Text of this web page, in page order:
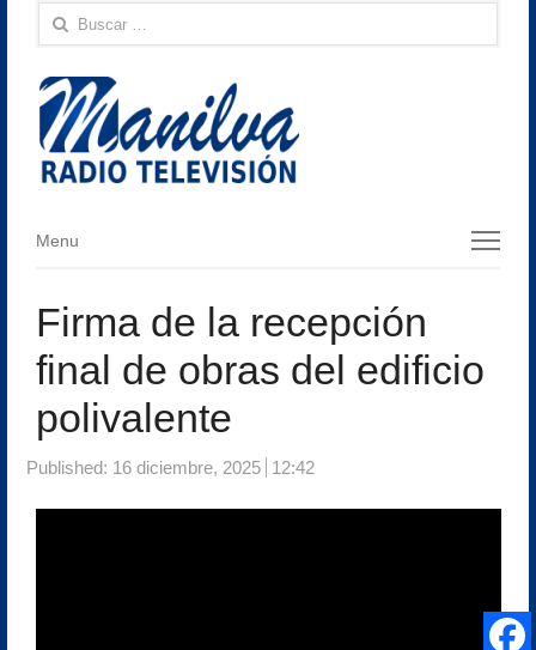
Buscar:
Menu
Menu
Firma de la recepción
final de obras del edificio
polivalente
Published: 16 diciembre, 2025 12:42